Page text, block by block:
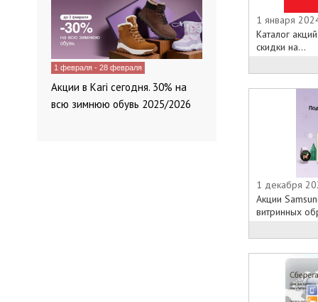
найдете
ко многим
официальном
Помимо
остается
Поэтому
становится
опытные
всегда с
технические
Евросеть
«Евросеть»
смартфона
Гб. Теперь
1 января
Каталог
скидки на...
1 декабря
Акции
витринных
1 февраля - 28 февраля
Акции в Kari сегодня. 30% на
всю зимнюю обувь 2025/2026